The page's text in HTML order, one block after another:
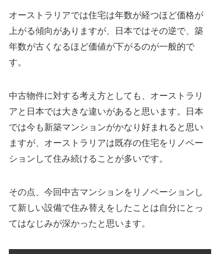
オーストラリアでは住宅は年数が経つほど価格が
上がる傾向がありますが、日本ではその逆で、築
年数が古くなるほど価値が下がるのが一般的で
す。
中古物件に対する考え方としても、オーストラリ
アと日本では大きな違いがあると思います。日本
では今も新築マンションがかなり好まれると思い
ますが、オーストラリアは既存の住宅をリノベー
ションして住み続けることが多いです。
その点、今回中古マンションをリノベーションし
て新しい設備で住み替えをしたことは自分にとっ
てはなじみが深かったと思います。